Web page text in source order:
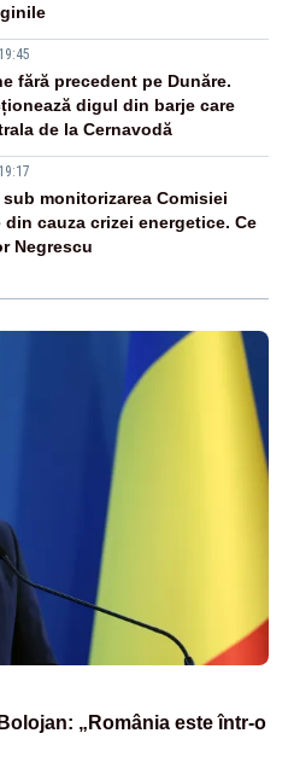
fără precedent pe Dunăre.
digul din barje care
de la Cernavodă
sub monitorizarea Comisiei
din cauza crizei energetice. Ce
Negrescu
„România este într-o